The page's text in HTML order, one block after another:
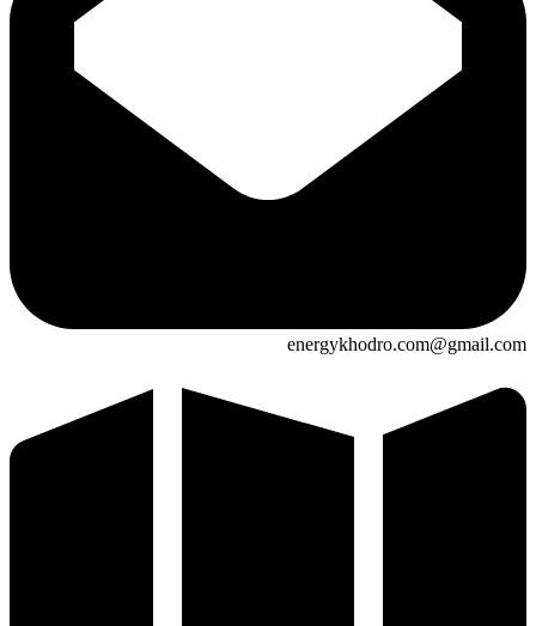
energykhodro.com@gmail.com